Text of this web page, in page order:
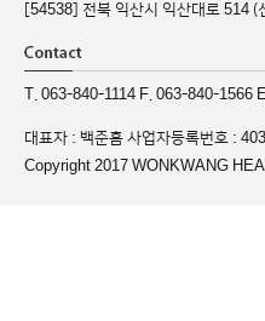
[54538] 전북 익산시 익산대로 514 (
T. 063-840-1114 F. 063-840-1566
대표자 : 백준흠 사업자등록번호 :
Copyright 2017 WONKWANG